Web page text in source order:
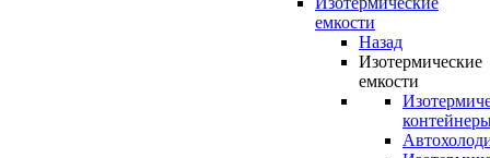
емкости
Назад
Изотермические
емкости